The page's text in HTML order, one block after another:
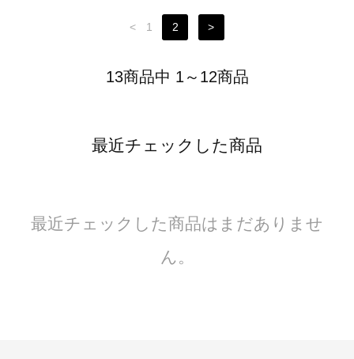
< 1 2 >
13商品中 1～12商品
最近チェックした商品
最近チェックした商品はまだありませ
ん。